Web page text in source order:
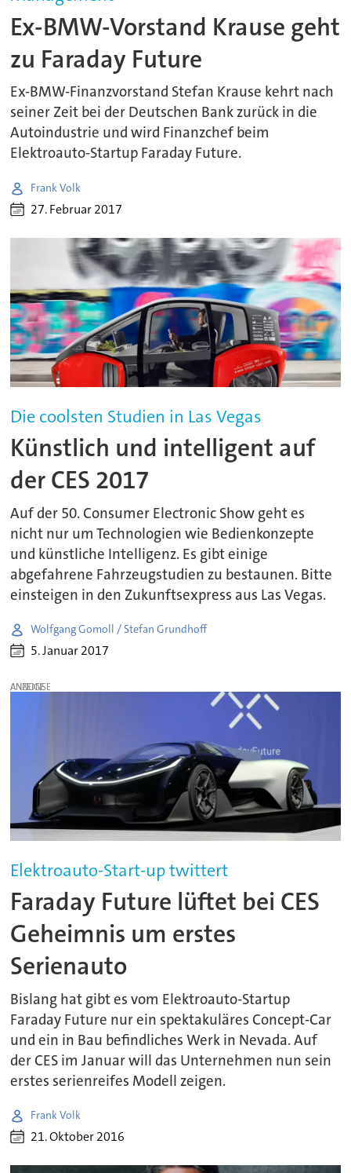
Ex-BMW-Vorstand Krause geht
zu Faraday Future
Ex-BMW-Finanzvorstand Stefan Krause kehrt nach
seiner Zeit bei der Deutschen Bank zurück in die
Autoindustrie und wird Finanzchef beim
Elektroauto-Startup Faraday Future.
Frank Volk
27. Februar 2017
Die coolsten Studien in Las Vegas
Künstlich und intelligent auf
der CES 2017
Auf der 50. Consumer Electronic Show geht es
nicht nur um Technologien wie Bedienkonzepte
und künstliche Intelligenz. Es gibt einige
abgefahrene Fahrzeugstudien zu bestaunen. Bitte
einsteigen in den Zukunftsexpress aus Las Vegas.
Wolfgang Gomoll / Stefan Grundhoff
5. Januar 2017
ANZEIGE
Elektroauto-Start-up twittert
Faraday Future lüftet bei CES
Geheimnis um erstes
Serienauto
Bislang hat gibt es vom Elektroauto-Startup
Faraday Future nur ein spektakuläres Concept-Car
und ein in Bau befindliches Werk in Nevada. Auf
der CES im Januar will das Unternehmen nun sein
erstes serienreifes Modell zeigen.
Frank Volk
21. Oktober 2016